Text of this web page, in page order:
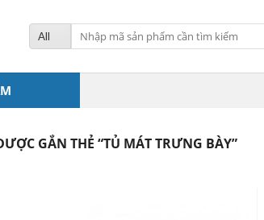
Tìm
kiếm:
GẮN THẺ “TỦ MÁT TRƯNG BÀY”